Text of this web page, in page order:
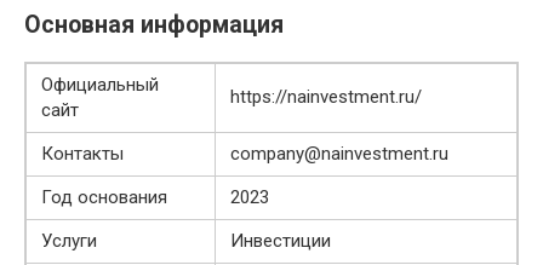
Основная информация
Официальный
сайт
https://nainvestment.ru/
Контакты
company@nainvestment.ru
Год основания
2023
Услуги
Инвестиции